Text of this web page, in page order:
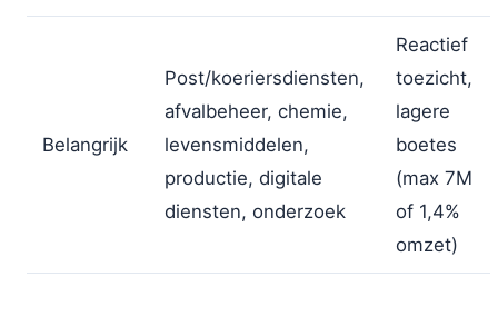
Belangrijk
Post/koeriersdiensten,
afvalbeheer, chemie,
levensmiddelen,
productie, digitale
diensten, onderzoek
Reactief
toezicht,
lagere
boetes
(max 7M
of 1,4%
omzet)